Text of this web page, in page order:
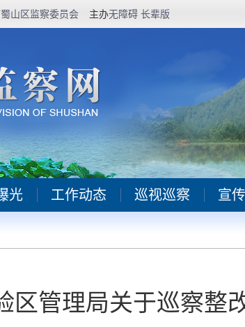
山区监察委员会 主办无障碍 长辈版
光 工作动态 巡视巡察 宣
区管理局关于巡察整